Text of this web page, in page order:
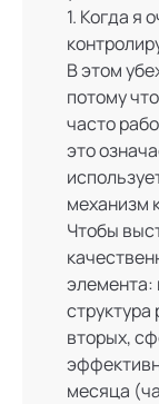
1. Когда я
В этом
потому
часто
это
механизм
Чтобы
элемента:
структура
вторых,
месяца